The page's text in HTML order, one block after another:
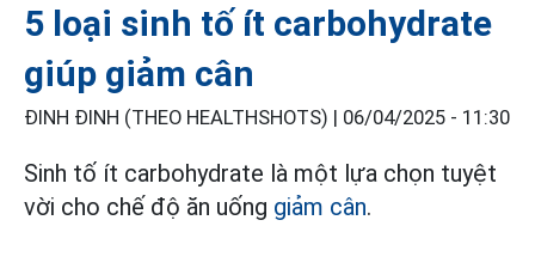
5 loại sinh tố ít carbohydrate
giúp giảm cân
ĐINH ĐINH (THEO HEALTHSHOTS) | 06/04/2025 - 11:30
Sinh tố ít carbohydrate là một lựa chọn tuyệt
vời cho chế độ ăn uống giảm cân.